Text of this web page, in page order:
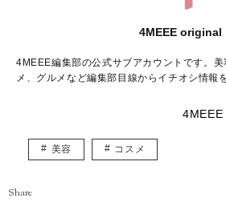
4MEEE original
4MEEE編集部の公式サブアカウントです。
メ、グルメなど編集部目線からイチオシ情報
美容 コスメ
Share